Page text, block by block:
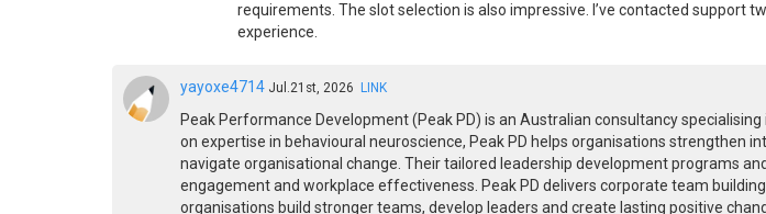
requirements. The slot selection is also impressive. I’ve contacted support
experience.
yayoxe4714 Jul.21st, 2026 LINK
Peak Performance Development (Peak PD) is an Australian consultancy
on expertise in behavioural neuroscience, Peak PD helps organisations
navigate organisational change. Their tailored leadership development programs
engagement and workplace effectiveness. Peak PD delivers corporate team
organisations build stronger teams, develop leaders and create lasting positive